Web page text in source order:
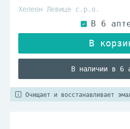
Хелеон Левице с.р.о.
В наличии в 6
Очищает и восстанавливает